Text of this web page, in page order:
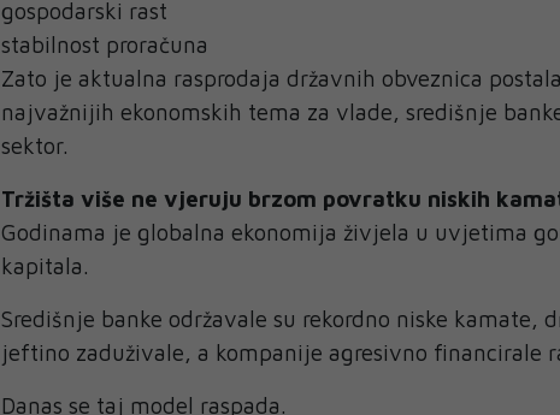
gospodarski rast
stabilnost proračuna
Zato je aktualna rasprodaja državnih obveznica
najvažnijih ekonomskih tema za vlade, središnje
sektor.
Tržišta više ne vjeruju brzom povratku niskih
Godinama je globalna ekonomija živjela u uvjetima
kapitala.
Središnje banke održavale su rekordno niske kamate,
jeftino zaduživale, a kompanije agresivno financirale
Danas se taj model raspada.